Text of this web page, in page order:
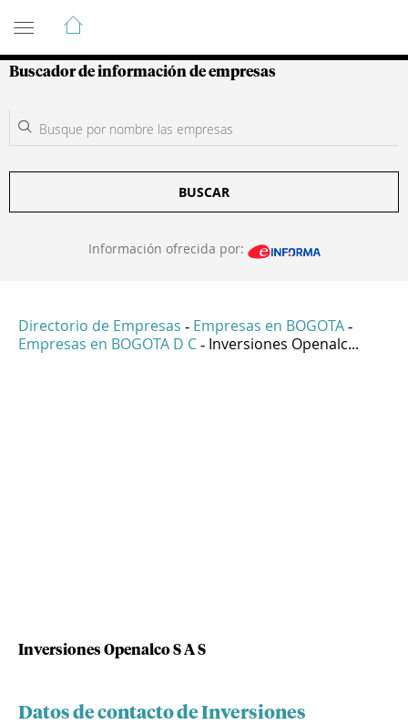
Guía de Empresas Colombianas
Buscador de información de empresas
BUSCAR
Información ofrecida por:
Directorio de Empresas - Empresas en BOGOTA -
Empresas en BOGOTA D C - Inversiones Openalc...
Inversiones Openalco S A S
Datos de contacto de Inversiones